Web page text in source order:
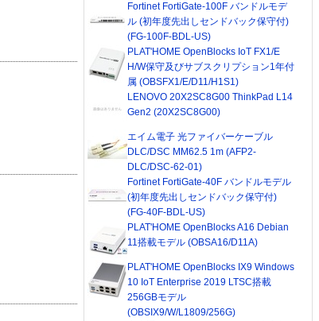
Fortinet FortiGate-100F バンドルモデ
ル (初年度先出しセンドバック保守付)
(FG-100F-BDL-US)
PLAT'HOME OpenBlocks IoT FX1/E
H/W保守及びサブスクリプション1年付
属 (OBSFX1/E/D11/H1S1)
LENOVO 20X2SC8G00 ThinkPad L14
Gen2 (20X2SC8G00)
エイム電子 光ファイバーケーブル
DLC/DSC MM62.5 1m (AFP2-
DLC/DSC-62-01)
Fortinet FortiGate-40F バンドルモデル
(初年度先出しセンドバック保守付)
(FG-40F-BDL-US)
PLAT'HOME OpenBlocks A16 Debian
11搭載モデル (OBSA16/D11A)
PLAT'HOME OpenBlocks IX9 Windows
10 IoT Enterprise 2019 LTSC搭載
256GBモデル
(OBSIX9/W/L1809/256G)